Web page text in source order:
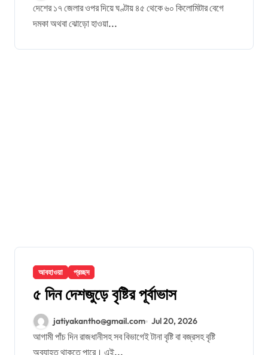
দেশের ১৭ জেলার ওপর দিয়ে ঘণ্টায় ৪৫ থেকে ৬০ কিলোমিটার বেগে
দমকা অথবা ঝোড়ো হাওয়া...
আবহাওয়া প্রচ্ছদ
৫ দিন দেশজুড়ে বৃষ্টির পূর্বাভাস
jatiyakantho@gmail.com Jul 20, 2026
আগামী পাঁচ দিন রাজধানীসহ সব বিভাগেই টানা বৃষ্টি বা বজ্রসহ বৃষ্টি
অব্যাহত থাকতে পারে। এই...